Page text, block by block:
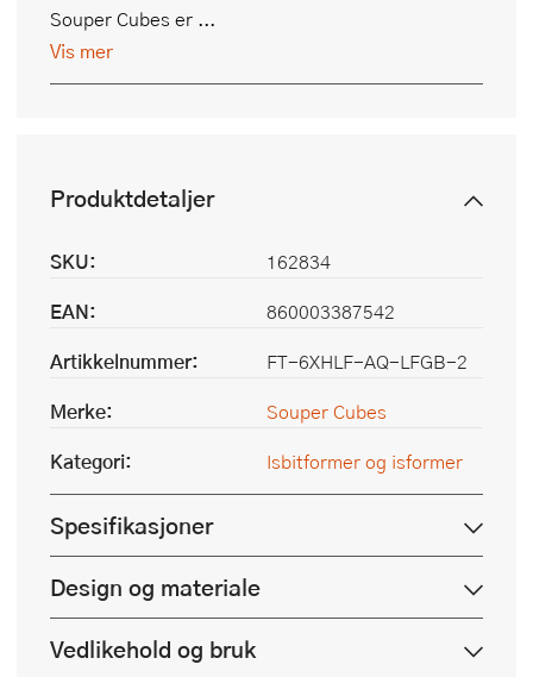
Souper Cubes er ...
Vis mer
Produktdetaljer
SKU:
162834
EAN:
860003387542
Artikkelnummer:
FT-6XHLF-AQ-LFGB-2
Merke:
Souper Cubes
Kategori:
Isbitformer og isformer
Spesifikasjoner
Design og materiale
Vedlikehold og bruk